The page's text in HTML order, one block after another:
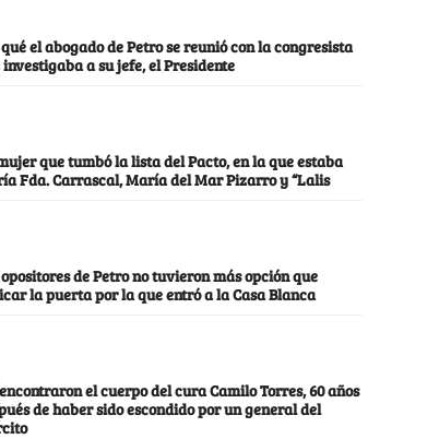
el abogado de Petro se reunió con la congresista
investigaba a su jefe, el Presidente
que tumbó la lista del Pacto, en la que estaba
Fda. Carrascal, María del Mar Pizarro y “Lalis
de Petro no tuvieron más opción que
la puerta por la que entró a la Casa Blanca
el cuerpo del cura Camilo Torres, 60 años
de haber sido escondido por un general del